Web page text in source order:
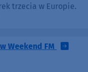
trzecia w Europie.
Weekend FM